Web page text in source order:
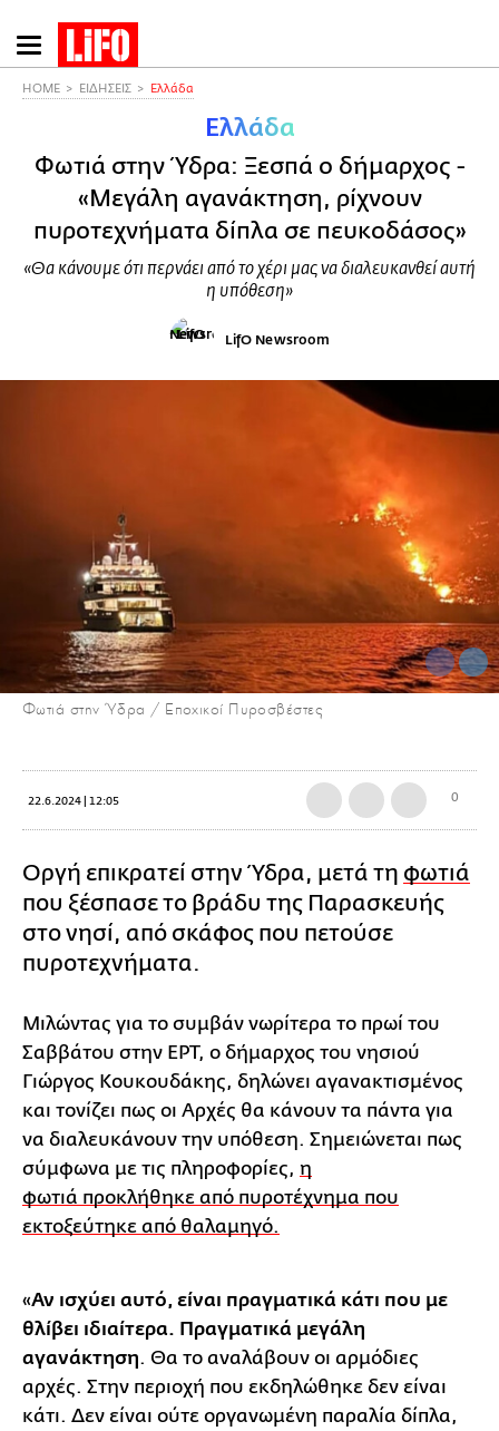
Παράκαμψη
προς
HOME ΕΙΔΗΣΕΙΣ Ελλάδα
Ελλάδα
Φωτιά στην Ύδρα: Ξεσπά ο δήμαρχος -
«Μεγάλη αγανάκτηση, ρίχνουν
πυροτεχνήματα δίπλα σε πευκοδάσος»
«Θα κάνουμε ότι περνάει από το χέρι μας να διαλευκανθεί αυτή
η υπόθεση»
LifO Newsroom
Φωτιά στην Ύδρα / Εποχικοί Πυροσβέστες
22.6.2024 | 12:05 0
Οργή επικρατεί στην Ύδρα, μετά τη φωτιά
που ξέσπασε το βράδυ της Παρασκευής
στο νησί, από σκάφος που πετούσε
πυροτεχνήματα.
Μιλώντας για το συμβάν νωρίτερα το πρωί του
Σαββάτου στην ΕΡΤ, ο δήμαρχος του νησιού
Γιώργος Κουκουδάκης, δηλώνει αγανακτισμένος
και τονίζει πως οι Αρχές θα κάνουν τα πάντα για
να διαλευκάνουν την υπόθεση. Σημειώνεται πως
σύμφωνα με τις πληροφορίες, η
φωτιά προκλήθηκε από πυροτέχνημα που
εκτοξεύτηκε από θαλαμηγό.
«Αν ισχύει αυτό, είναι πραγματικά κάτι που με
θλίβει ιδιαίτερα. Πραγματικά μεγάλη
αγανάκτηση. Θα το αναλάβουν οι αρμόδιες
αρχές. Στην περιοχή που εκδηλώθηκε δεν είναι
κάτι. Δεν είναι ούτε οργανωμένη παραλία δίπλα,